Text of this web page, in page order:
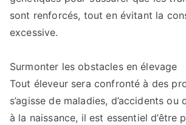
chiens
sont renforcés, tout en évitant la
excessive.
Surmonter les obstacles en élevage
Tout éleveur sera confronté à des
s’agisse de maladies, d’accidents
à la naissance, il est essentiel d’être